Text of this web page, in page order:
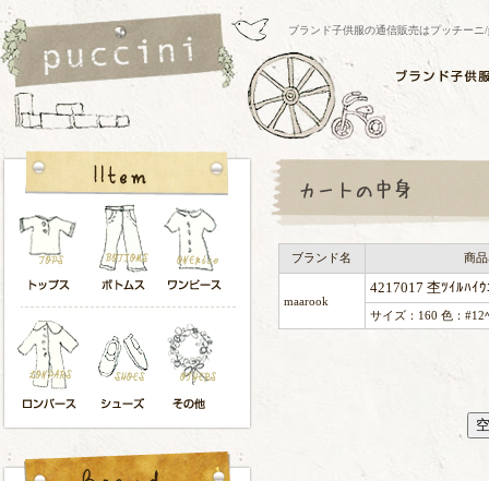
ブランド子供服の通信販売はプッチー
ブランド名 商
maarook
4217017 杢ﾂｲﾙﾊｲ
サイズ：160 色：#12